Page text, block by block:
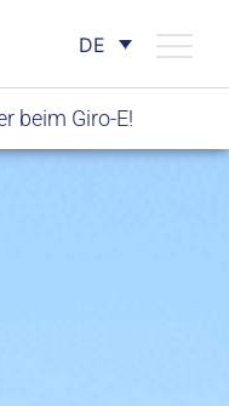
DE
beim Giro-E!